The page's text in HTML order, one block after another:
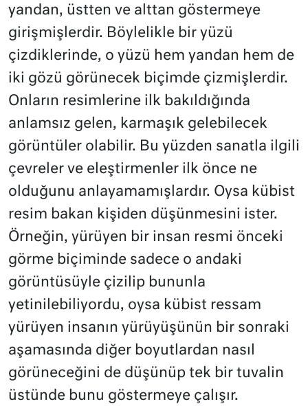
yandan, üstten ve alttan göstermeye
girişmişlerdir. Böylelikle bir yüzü
çizdiklerinde, o yüzü hem yandan hem de
iki gözü görünecek biçimde çizmişlerdir.
Onların resimlerine ilk bakıldığında
anlamsız gelen, karmaşık gelebilecek
görüntüler olabilir. Bu yüzden sanatla ilgili
çevreler ve eleştirmenler ilk önce ne
olduğunu anlayamamışlardır. Oysa kübist
resim bakan kişiden düşünmesini ister.
Örneğin, yürüyen bir insan resmi önceki
görme biçiminde sadece o andaki
görüntüsüyle çizilip bununla
yetinilebiliyordu, oysa kübist ressam
yürüyen insanın yürüyüşünün bir sonraki
aşamasında diğer boyutlardan nasıl
görüneceğini de düşünüp tek bir tuvalin
üstünde bunu göstermeye çalışır.